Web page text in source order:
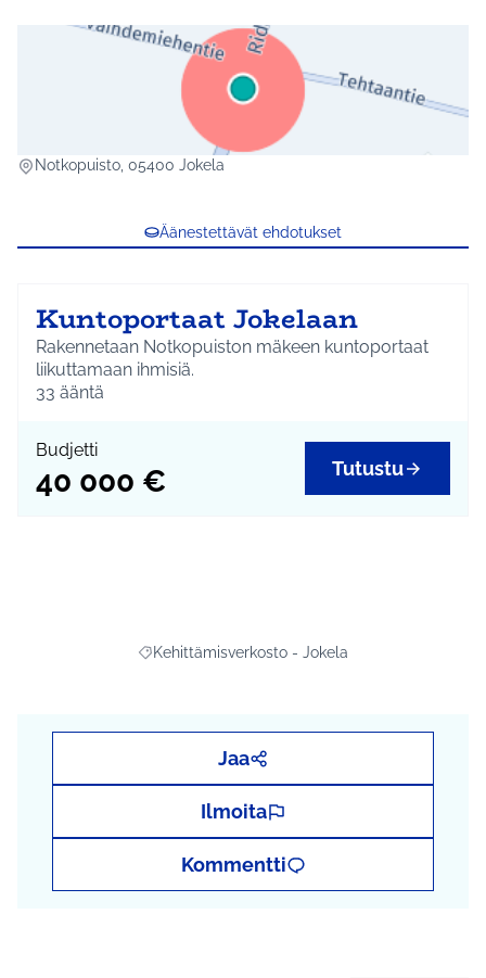
Notkopuisto, 05400 Jokela
(Ulkoinen linkki)
Äänestettävät ehdotukset
Kuntoportaat Jokelaan
Rakennetaan Notkopuiston mäkeen kuntoportaat
liikuttamaan ihmisiä.
33 ääntä
Budjetti
40 000 € Tutustu
Rajaa tulokset aihepiirin mukaan:
Kehittämisverkosto - Jokela
Jaa
Ilmoita
Kommentti